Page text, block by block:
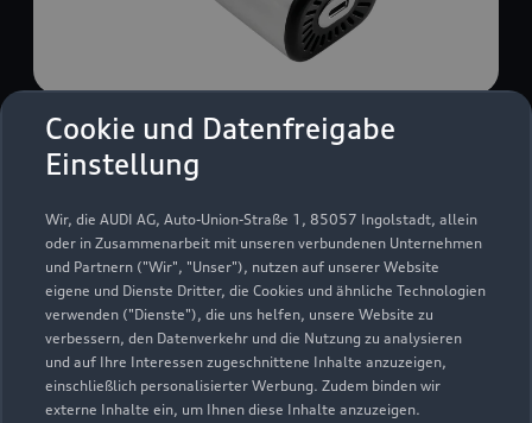
Cookie und Datenfreigabe
Einstellung
Wir, die AUDI AG, Auto-Union-Straße 1, 85057 Ingolstadt, allein
oder in Zusammenarbeit mit unseren verbundenen Unternehmen
und Partnern ("Wir", "Unser"), nutzen auf unserer Website
eigene und Dienste Dritter, die Cookies und ähnliche Technologien
verwenden ("Dienste"), die uns helfen, unsere Website zu
verbessern, den Datenverkehr und die Nutzung zu analysieren
und auf Ihre Interessen zugeschnittene Inhalte anzuzeigen,
einschließlich personalisierter Werbung. Zudem binden wir
externe Inhalte ein, um Ihnen diese Inhalte anzuzeigen.
USB Power-Ladegerät
USB Power-Ladegerät für schnelles und
komfortables Laden von Mobiltelefonen, Tablets
oder Laptops.
Zur Audi Shopping World